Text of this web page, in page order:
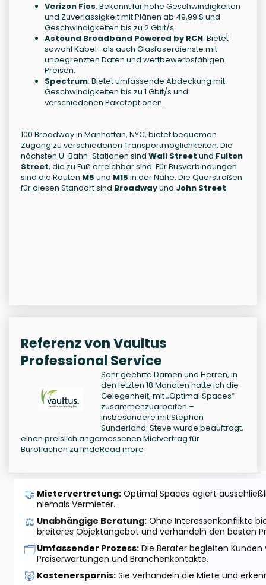
Verizon Fios: Bekannt für hohe Geschwindigkeiten
und Zuverlässigkeit mit Plänen ab 49,99 $ und
Geschwindigkeiten bis zu 2 Gbit/s.
Astound Broadband Powered by RCN: Bietet
sowohl Kabel- als auch Glasfaserdienste mit
unbegrenzten Daten und wettbewerbsfähigen
Preisen.
Spectrum: Bietet umfassende Abdeckung mit
Geschwindigkeiten bis zu 1 Gbit/s und
verschiedenen Paketoptionen.
100 Broadway in Manhattan, NYC, bietet bequemen
Zugang zu verschiedenen Transportmöglichkeiten. Die
nächsten U-Bahn-Stationen sind Wall Street und Fulton
Street, die zu Fuß erreichbar sind. Für Busverbindungen
sind die Routen M5 und M15 in der Nähe. Die Querstraßen
für diesen Standort sind Broadwayund John Street.
Referenz von Vaultus
Professional Service
Sehr geehrte Damen und Herren, in
den letzten 18 Monaten hatte ich die
Gelegenheit, mit „Optimal Spaces“
zusammenzuarbeiten –
insbesondere mit Stephen
Sunderland. Steve wurde beauftragt,
einen preislich angemessenen Mietvertrag für
Büroflächen zu findeRead more
🤝 Mietervertretung: Optimal Spaces agiert
niemals Vermieter.
⚖️ Unabhängige Beratung: Ohne Interessenkonflikte
breiteres Objektangebot und verhandeln den besten
🗂️Umfassender Prozess: Die Berater begleiten Kunden
Preiserwartungen und Branchenkontakte.
🐷 Kostenersparnis: Sie verhandeln die Miete und